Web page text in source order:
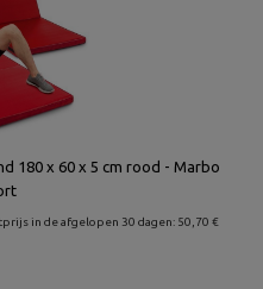
180 x 60 x 5 cm rood - Marbo
in de afgelopen 30 dagen: 50,70 €